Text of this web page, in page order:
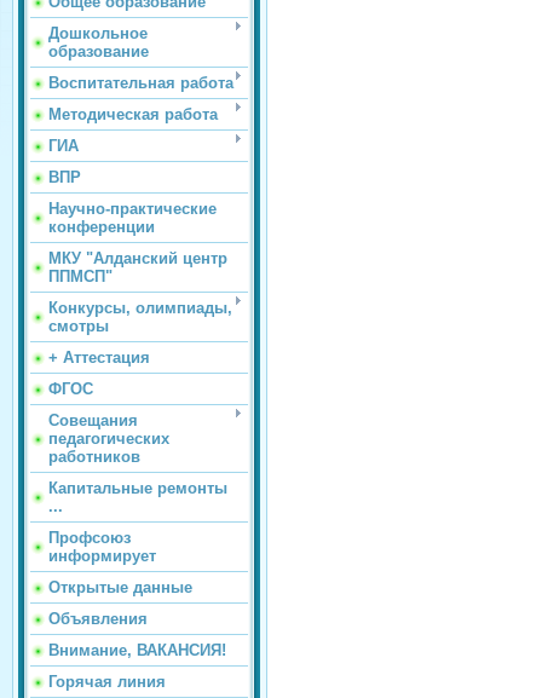
Дошкольное
образование
Воспитательная работа
Методическая работа
ГИА
ВПР
Научно-практические
конференции
МКУ "Алданский центр
ППМСП"
Конкурсы, олимпиады,
смотры
+ Аттестация
ФГОС
Совещания
педагогических
работников
Капитальные ремонты
...
Профсоюз
информирует
Открытые данные
Объявления
Внимание, ВАКАНСИЯ!
Горячая линия